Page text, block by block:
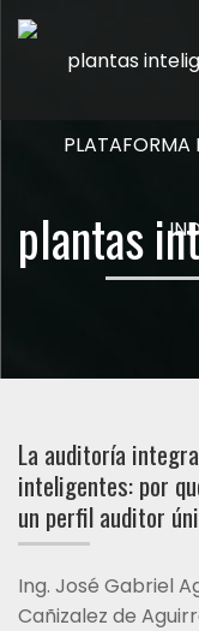
plantas
La auditoría
inteligentes: por
un perfil auditor
Ing. José Gabriel
Cañizalez de